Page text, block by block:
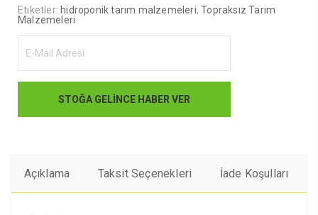
Etiketler: hidroponik tarım malzemeleri,Topraksız Tarım
Malzemeleri
Açıklama Taksit Seçenekleri İade Koşulları